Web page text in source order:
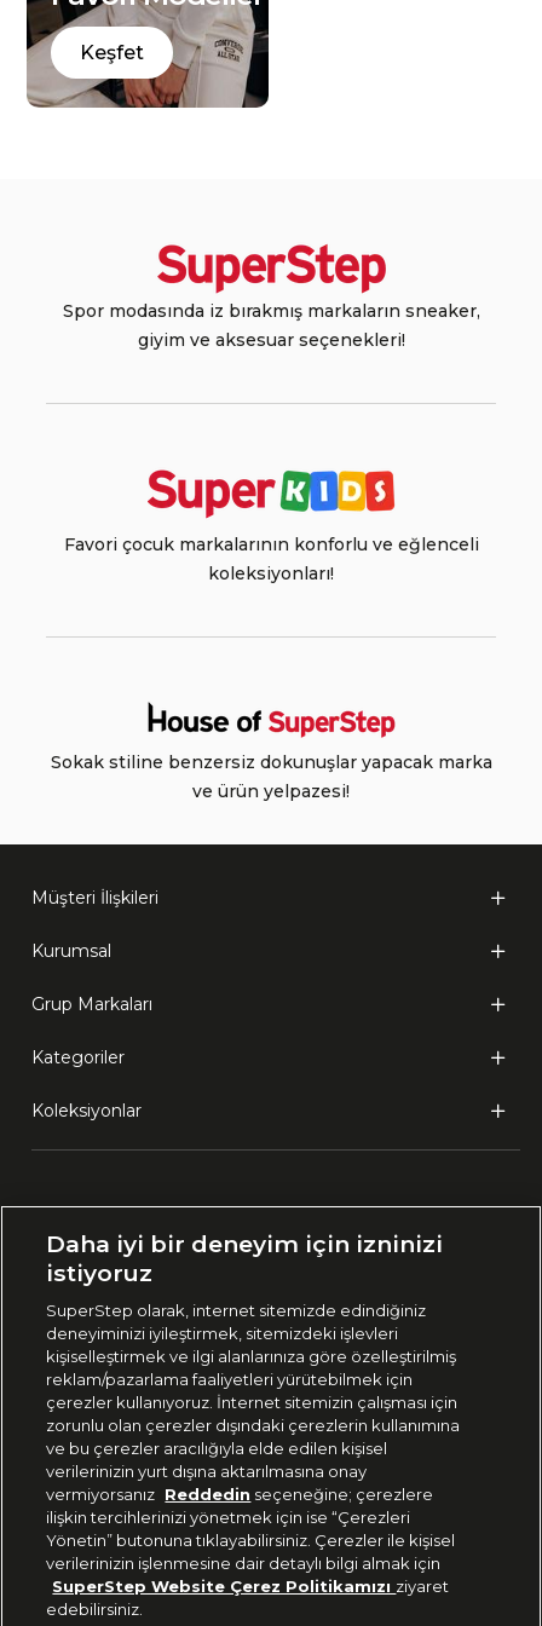
Keşfet
Spor modasında iz bırakmış markaların sneaker,
giyim ve aksesuar seçenekleri!
Favori çocuk markalarının konforlu ve eğlenceli
koleksiyonları!
Sokak stiline benzersiz dokunuşlar yapacak marka
ve ürün yelpazesi!
Müşteri İlişkileri
Kurumsal
Grup Markaları
Kategoriler
Koleksiyonlar
🇹🇷 Türkiye
444 37 36
Uygulamadan Takip Edin
Bizi Takip Edin
Daha iyi bir deneyim için izninizi
istiyoruz
SuperStep olarak, internet sitemizde edindiğiniz
deneyiminizi iyileştirmek, sitemizdeki işlevleri
kişiselleştirmek ve ilgi alanlarınıza göre özelleştirilmiş
reklam/pazarlama faaliyetleri yürütebilmek için
çerezler kullanıyoruz. İnternet sitemizin çalışması için
zorunlu olan çerezler dışındaki çerezlerin kullanımına
ve bu çerezler aracılığıyla elde edilen kişisel
verilerinizin yurt dışına aktarılmasına onay
vermiyorsanız Reddedin seçeneğine; çerezlere
ilişkin tercihlerinizi yönetmek için ise “Çerezleri
Yönetin” butonuna tıklayabilirsiniz. Çerezler ile kişisel
verilerinizin işlenmesine dair detaylı bilgi almak için
SuperStep Website Çerez Politikamızı ziyaret
edebilirsiniz.